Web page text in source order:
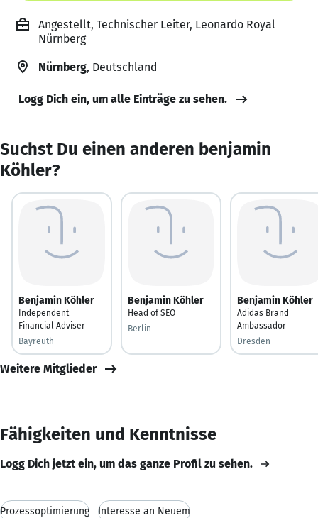
Angestellt, Technischer Leiter, Leonardo Royal
Nürnberg
Nürnberg, Deutschland
Logg Dich ein, um alle Einträge zu sehen.
Suchst Du einen anderen benjamin
Köhler?
Benjamin Köhler
Independent
Financial Adviser
Bayreuth
Benjamin Köhler
Head of SEO
Berlin
Benjamin Köhler
Adidas Brand
Ambassador
Dresden
Weitere Mitglieder
Fähigkeiten und Kenntnisse
Logg Dich jetzt ein, um das ganze Profil zu sehen.
Prozessoptimierung Interesse an Neuem